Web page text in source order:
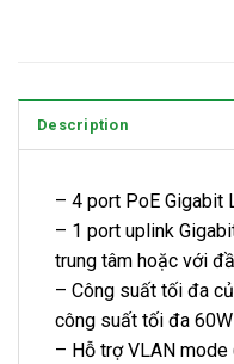
Description
– 4 port PoE Gigabit
– 1 port uplink
trung tâm hoặc với
– Công suất tối đa
công suất tối đa 60W
– Hỗ trợ VLAN